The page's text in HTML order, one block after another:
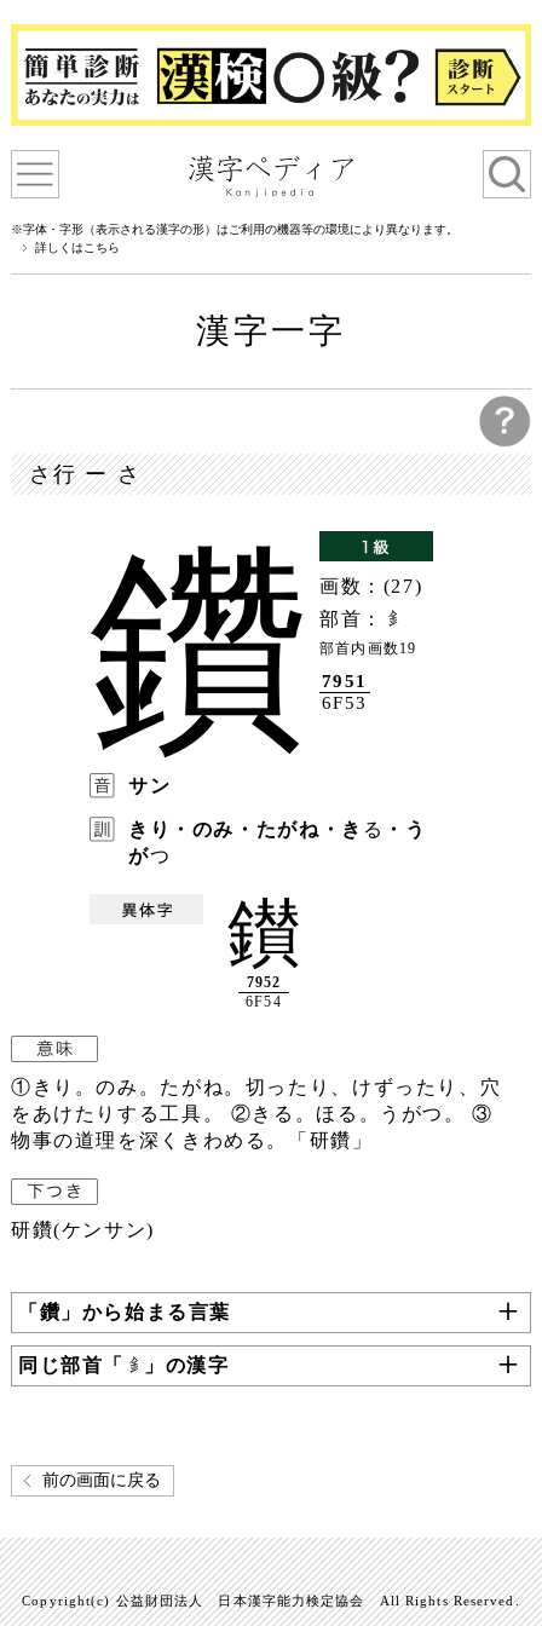
※字体・字形（表示される漢字の形）はご利用の機器等の環境により異なります。
詳しくはこちら
漢字一字
さ行 ー さ
鑽
画数：(27)
部首：
部首内画数19
7951
6F53
サン
きり・のみ・たがね・き る ・う
がつ
鑚
7952
6F54
①きり。のみ。たがね。切ったり、けずったり、穴
をあけたりする工具。 ②きる。ほる。うがつ。 ③
物事の道理を深くきわめる。「研鑽」
研鑽(ケンサン)
「鑽」から始まる言葉
同じ部首「 」の漢字
前の画面に戻る
Copyright(c) 公益財団法人 日本漢字能力検定協会 All Rights Reserved.